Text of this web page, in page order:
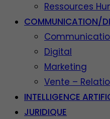
Ressources
COMMUNICATION/
Digital
Marketing
Vente –
INTELLIGENCE
JURIDIQUE